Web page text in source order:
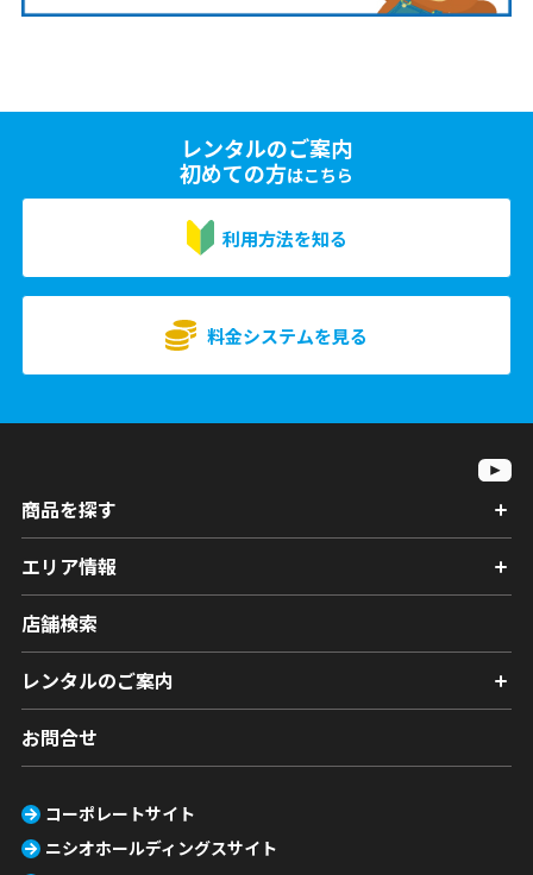
レンタルのご案内
初めての方はこちら
利用方法を知る
料金システムを見る
商品を探す
エリア情報
店舗検索
レンタルのご案内
お問合せ
コーポレートサイト
ニシオホールディングスサイト